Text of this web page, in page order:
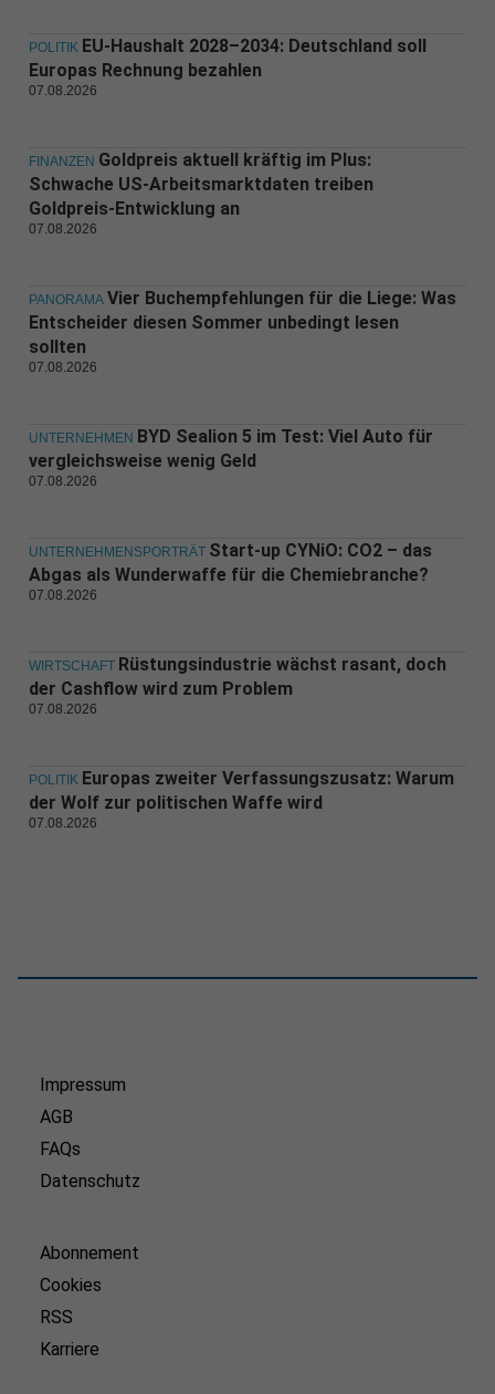
POLITIK EU-Haushalt 2028–2034: Deutschland soll
Europas Rechnung bezahlen
07.08.2026
FINANZEN Goldpreis aktuell kräftig im Plus:
Schwache US-Arbeitsmarktdaten treiben
Goldpreis-Entwicklung an
07.08.2026
PANORAMA Vier Buchempfehlungen für die Liege: Was
Entscheider diesen Sommer unbedingt lesen
sollten
07.08.2026
UNTERNEHMEN BYD Sealion 5 im Test: Viel Auto für
vergleichsweise wenig Geld
07.08.2026
UNTERNEHMENSPORTRÄT Start-up CYNiO: CO2 – das
Abgas als Wunderwaffe für die Chemiebranche?
07.08.2026
WIRTSCHAFT Rüstungsindustrie wächst rasant, doch
der Cashflow wird zum Problem
07.08.2026
POLITIK Europas zweiter Verfassungszusatz: Warum
der Wolf zur politischen Waffe wird
07.08.2026
Impressum
AGB
FAQs
Datenschutz
Abonnement
Cookies
RSS
Karriere